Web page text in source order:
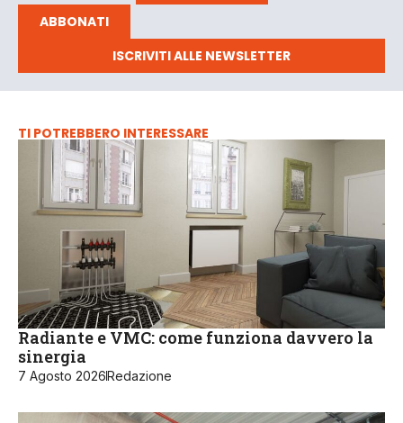
ABBONATI
ISCRIVITI ALLE NEWSLETTER
TI POTREBBERO INTERESSARE
Radiante e VMC: come funziona davvero la
sinergia
7 Agosto 2026Redazione